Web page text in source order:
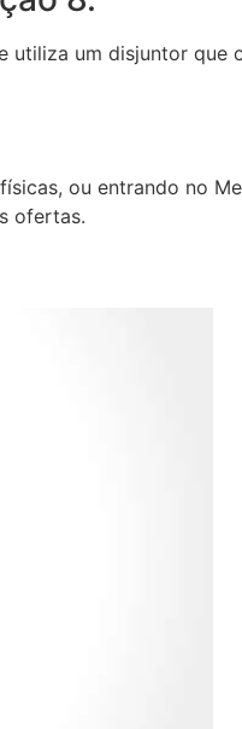
um disjuntor que
ou entrando no
ofertas.